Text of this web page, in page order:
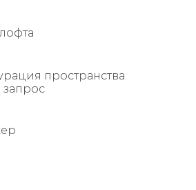
пространства